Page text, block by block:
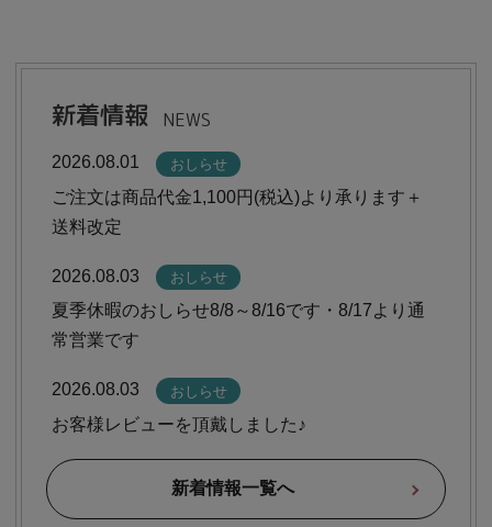
会員規約について
特定商取引法について
個人情報取り扱いについて
閉じる
新着情報 NEWS
2026.08.01 おしらせ
ご注文は商品代金1,100円(税込)より承ります＋
送料改定
2026.08.03 おしらせ
夏季休暇のおしらせ8/8～8/16です・8/17より通
常営業です
2026.08.03 おしらせ
お客様レビューを頂戴しました♪
新着情報一覧へ